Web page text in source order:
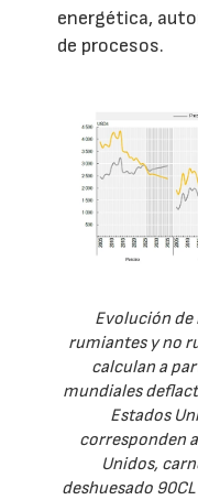
energética,
de procesos.
Evolución de
rumiantes y no
calculan a
mundiales
Estados
corresponden
Unidos,
deshuesado